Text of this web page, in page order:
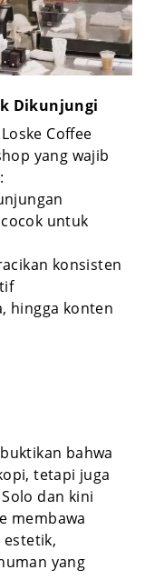
Dikunjungi
Coffee
yang wajib
untuk
konsisten
hingga konten
bahwa
tetapi juga
dan kini
membawa
yang